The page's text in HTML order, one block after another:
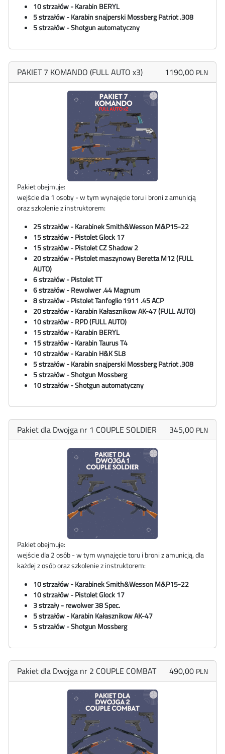
10 strzałów - Karabin BERYL
5 strzałów - Karabin snajperski Mossberg Patriot .308
5 strzałów - Shotgun automatyczny
PAKIET 7 KOMANDO (FULL AUTO x3) 1190,00 PLN
Pakiet obejmuje:
wejście dla 1 osoby - w tym wynajęcie toru i broni z amunicją
oraz szkolenie z instruktorem:
25 strzałów - KarabinekSmith&WessonM&P15-22
15 strzałów - Pistolet Glock 17
15 strzałów - Pistolet CZ Shadow 2
20 strzałów - Pistolet maszynowyBeretta M12(FULL
AUTO)
6 strzałów - Pistolet TT
6 strzałów - Rewolwer .44 Magnum
8 strzałów - Pistolet Tanfoglio 1911 .45 ACP
20 strzałów - Karabin Kałasznikow AK-47 (FULL AUTO)
10 strzałów - RPD (FULL AUTO)
15 strzałów - Karabin BERYL
15 strzałów - Karabin Taurus T4
10 strzałów - Karabin H&K SL8
5 strzałów - Karabin snajperski Mossberg Patriot .308
5 strzałów - Shotgun Mossberg
10 strzałów - Shotgun automatyczny
Pakiet dla Dwojga nr 1 COUPLE SOLDIER 345,00 PLN
Pakiet obejmuje:
wejście dla 2 osób - w tym wynajęcie toru i broni z amunicją, dla
każdej z osób oraz szkolenie z instruktorem:
10 strzałów - KarabinekSmith&WessonM&P15-22
10 strzałów - Pistolet Glock 17
3 strzały - rewolwer 38 Spec.
5 strzałów - Karabin Kałasznikow AK-47
5 strzałów - Shotgun Mossberg
Pakiet dla Dwojga nr 2 COUPLE COMBAT 490,00 PLN